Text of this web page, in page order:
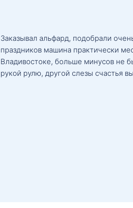
Заказывал альфард, подобрали
праздников машина практически
Владивостоке, больше минусов не
рукой рулю, другой слезы счастья